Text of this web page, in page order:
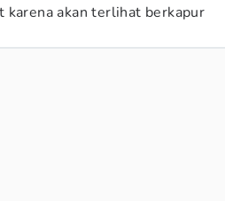
karena akan terlihat berkapur